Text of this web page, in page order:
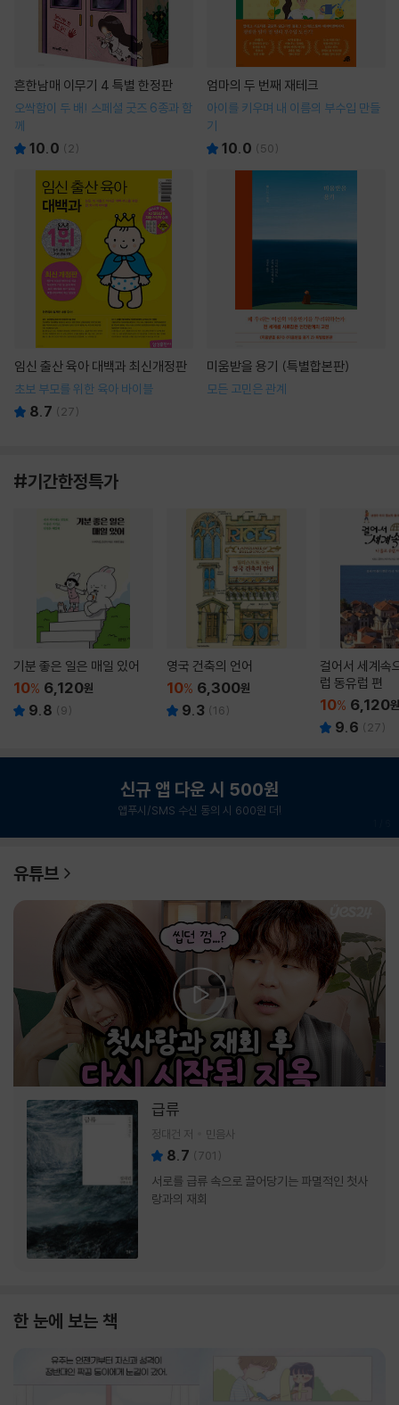
흔한남매 이무기 4 특별 한정판
오싹함이 두 배! 스페셜 굿즈 6종과 함
께
10.0 ( 2)
엄마의 두 번째 재테크
아이를 키우며 내 이름의 부수입 만들
기
10.0 (50)
임신 출산 육아 대백과 최신개정판
초보 부모를 위한 육아 바이블
8.7 ( 27)
미움받을 용기 (특별합본판)
모든 고민은 관계
#기간한정특가
기분 좋은 일은 매일 있어
10% 6,120원
9.8 (9)
영국 건축의 언어
10% 6,300원
9.3 (16)
걸어서 세계속
럽 동유럽 편
10% 6,120원
9.6 ( 27)
신규 앱 다운 시 500원
앱푸시/SMS 수신 동의 시 600원 더!
유튜브
급류
정대건 저 민음사
8.7 (701 )
서로를 급류 속으로 끌어당기는 파멸적인 첫사
랑과의 재회
한 눈에 보는 책